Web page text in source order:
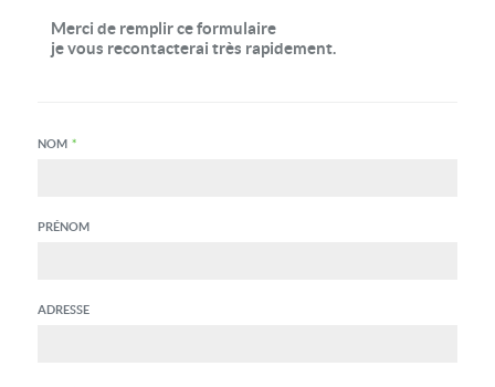
Merci de remplir ce formulaire
je vous recontacterai très rapidement.
NOM *
PRÉNOM
ADRESSE